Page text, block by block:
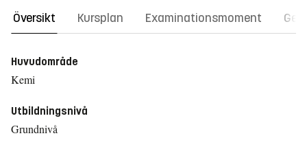
Översikt Kursplan Examinationsmoment
Huvudområde
Kemi
Utbildningsnivå
Grundnivå